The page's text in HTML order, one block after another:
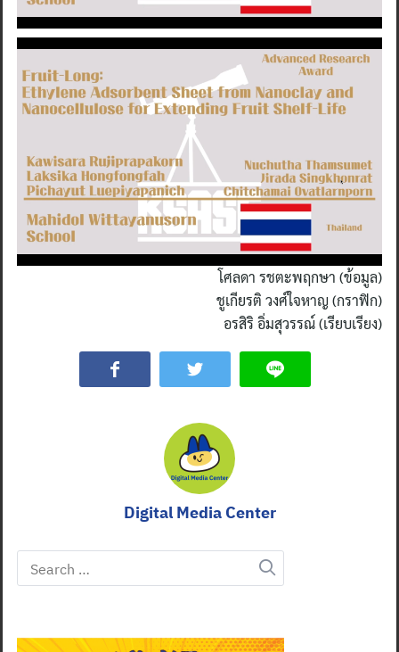
โศลดา รชตะพฤกษา (ข้อมูล)
ชูเกียรติ วงศ์ใจหาญ (กราฟิก)
อรสิริ อิ่มสุวรรณ์ (เรียบเรียง)
Digital Media Center
Search
for: